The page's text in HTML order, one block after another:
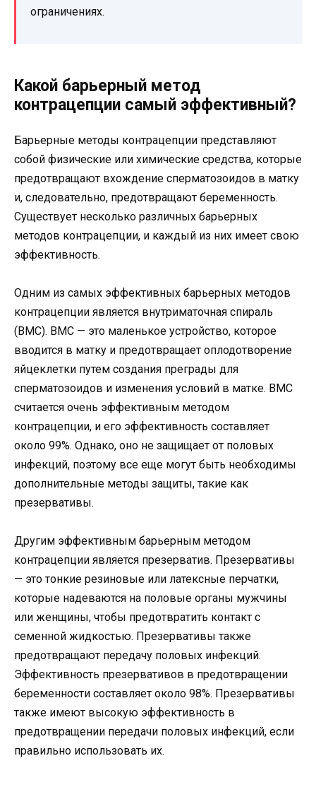
ограничениях.
Какой барьерный метод
контрацепции самый эффективный?
Барьерные методы контрацепции представляют
собой физические или химические средства, которые
предотвращают вхождение сперматозоидов в матку
и, следовательно, предотвращают беременность.
Существует несколько различных барьерных
методов контрацепции, и каждый из них имеет свою
эффективность.
Одним из самых эффективных барьерных методов
контрацепции является внутриматочная спираль
(ВМС). ВМС — это маленькое устройство, которое
вводится в матку и предотвращает оплодотворение
яйцеклетки путем создания преграды для
сперматозоидов и изменения условий в матке. ВМС
считается очень эффективным методом
контрацепции, и его эффективность составляет
около 99%. Однако, оно не защищает от половых
инфекций, поэтому все еще могут быть необходимы
дополнительные методы защиты, такие как
презервативы.
Другим эффективным барьерным методом
контрацепции является презерватив. Презервативы
— это тонкие резиновые или латексные перчатки,
которые надеваются на половые органы мужчины
или женщины, чтобы предотвратить контакт с
семенной жидкостью. Презервативы также
предотвращают передачу половых инфекций.
Эффективность презервативов в предотвращении
беременности составляет около 98%. Презервативы
также имеют высокую эффективность в
предотвращении передачи половых инфекций, если
правильно использовать их.